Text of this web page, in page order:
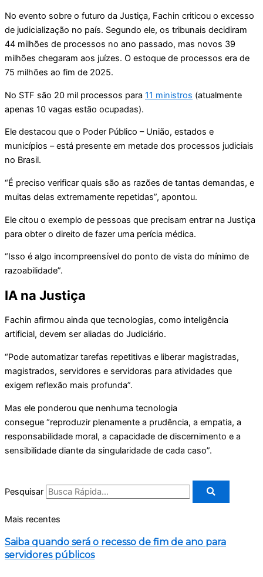
No evento sobre o futuro da Justiça, Fachin criticou o excesso
de judicialização no país. Segundo ele, os tribunais decidiram
44 milhões de processos no ano passado, mas novos 39
milhões chegaram aos juízes. O estoque de processos era de
75 milhões ao fim de 2025.
No STF são 20 mil processos para 11 ministros (atualmente
apenas 10 vagas estão ocupadas).
Ele destacou que o Poder Público – União, estados e
municípios – está presente em metade dos processos judiciais
no Brasil.
“É preciso verificar quais são as razões de tantas demandas, e
muitas delas extremamente repetidas”, apontou.
Ele citou o exemplo de pessoas que precisam entrar na Justiça
para obter o direito de fazer uma perícia médica.
“Isso é algo incompreensível do ponto de vista do mínimo de
razoabilidade”.
IA na Justiça
Fachin afirmou ainda que tecnologias, como inteligência
artificial, devem ser aliadas do Judiciário.
“Pode automatizar tarefas repetitivas e liberar magistradas,
magistrados, servidores e servidoras para atividades que
exigem reflexão mais profunda”.
Mas ele ponderou que nenhuma tecnologia
consegue “reproduzir plenamente a prudência, a empatia, a
responsabilidade moral, a capacidade de discernimento e a
sensibilidade diante da singularidade de cada caso”.
Pesquisar
Mais recentes
Saiba quando será o recesso de fim de ano para
servidores públicos